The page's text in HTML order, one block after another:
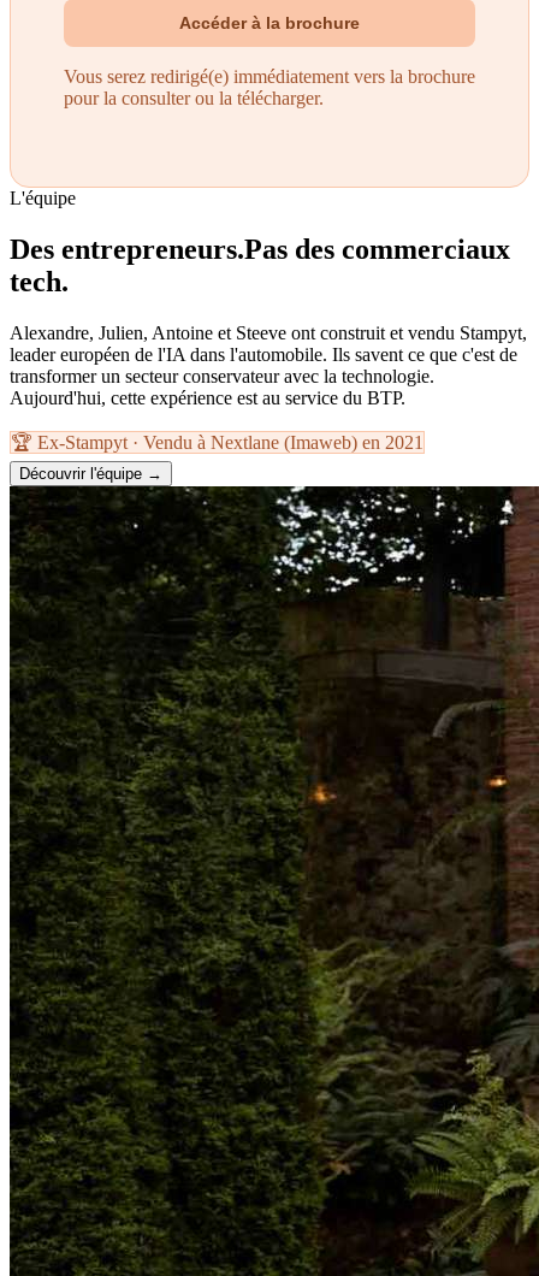
Accéder à la brochure
Vous serez redirigé(e) immédiatement vers la brochure
pour la consulter ou la télécharger.
L'équipe
Des entrepreneurs.Pas des commerciaux
tech.
Alexandre, Julien, Antoine et Steeve ont construit et vendu Stampyt,
leader européen de l'IA dans l'automobile. Ils savent ce que c'est de
transformer un secteur conservateur avec la technologie.
Aujourd'hui, cette expérience est au service du BTP.
🏆 Ex-Stampyt · Vendu à Nextlane (Imaweb) en 2021
Découvrir l'équipe →